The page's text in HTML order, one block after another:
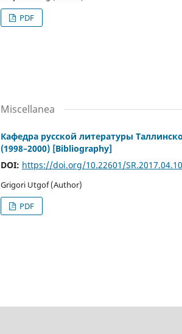
PDF
Miscellanea
Кафедра русской литературы
(1998–2000) [Bibliography]
DOI: https://doi.org/10.22601/SR.2017.04.10
Grigori Utgof (Author)
PDF